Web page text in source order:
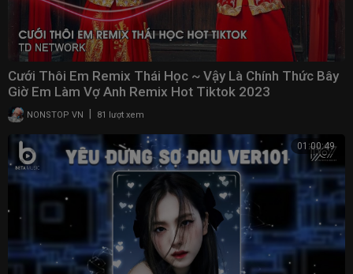
Cưới Thôi Em Remix Thái Học ~ Vậy Là Chính Thức Bây
Giờ Em Làm Vợ Anh Remix Hot Tiktok 2023
NONSTOP VN 81 lượt xem
01:00:49